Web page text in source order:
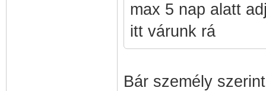
max 5 nap alatt
itt várunk rá
Bár személy